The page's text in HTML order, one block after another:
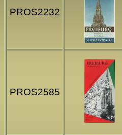
PROS2232
PROS2585